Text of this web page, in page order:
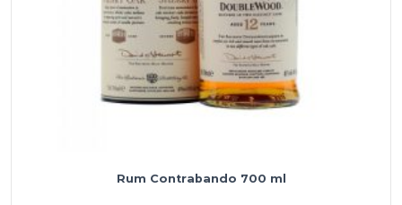
Rum Contrabando 700 ml